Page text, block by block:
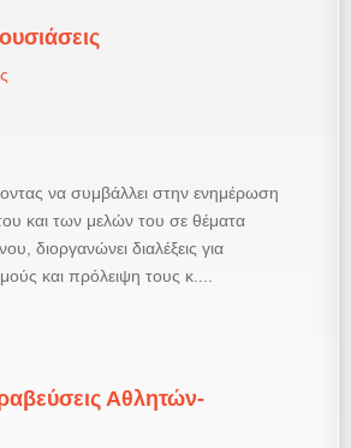
να συμβάλλει στην ενημέρωση
και των μελών του σε θέματα
διοργανώνει διαλέξεις για
και πρόλειψη τους κ....
Αθλητών-